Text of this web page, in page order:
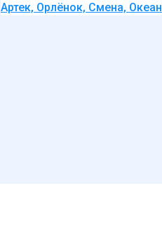
Артек, Орлёнок, Смена, Океан